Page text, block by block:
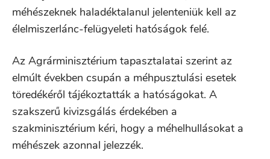
méhészeknek haladéktalanul jelenteniük kell az
élelmiszerlánc-felügyeleti hatóságok felé.
Az Agrárminisztérium tapasztalatai szerint az
elmúlt években csupán a méhpusztulási esetek
töredékéről tájékoztatták a hatóságokat. A
szakszerű kivizsgálás érdekében a
szakminisztérium kéri, hogy a méhelhullásokat a
méhészek azonnal jelezzék.